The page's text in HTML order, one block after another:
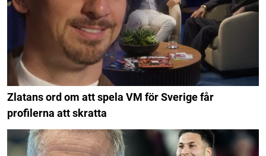
Zlatans ord om att spela VM för Sverige får
profilerna att skratta